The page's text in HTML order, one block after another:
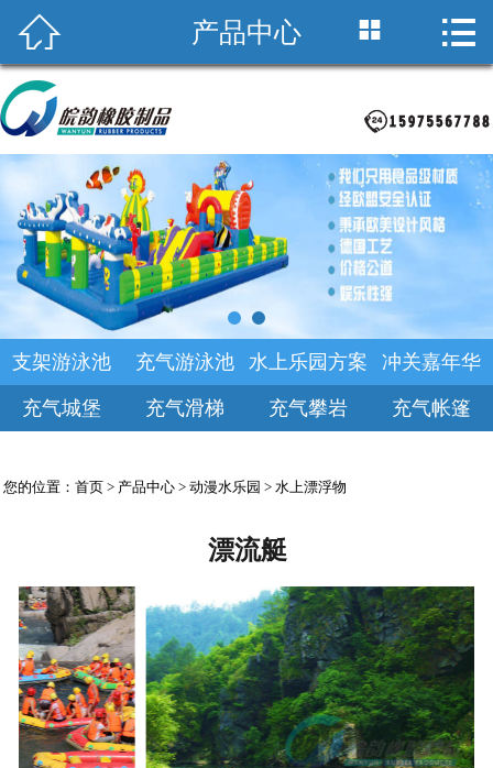
首页
积木海洋池
支架游泳池
产品中心
乐园规划
新闻中心
诚聘英才
 产品中心  
支架游泳池 充气游泳池 水上乐园方案 冲关嘉年华
充气城堡 充气滑梯 充气攀岩 充气帐篷
您的位置： 首页 > 产品中心 > 动漫水乐园 > 水上漂浮物
漂流艇